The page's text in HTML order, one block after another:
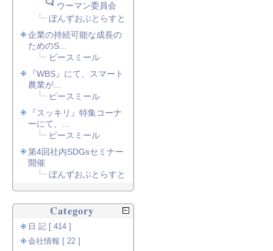
ウーマン委員会
ぼんずおぶとらすと
企業の持続可能な成長の
ためのS...
ピースミール
『WBS』にて、スマート
農業が...
ピースミール
『スッキリ』特集コーナ
ーにて、...
ピースミール
第4回社内SDGsセミナー
開催
ぼんずおぶとらすと
Category
日 記 [ 414 ]
会社情報 [ 22 ]